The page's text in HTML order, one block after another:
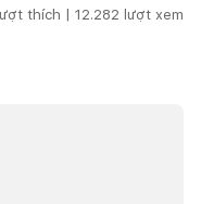
lượt thích | 12.282 lượt xem